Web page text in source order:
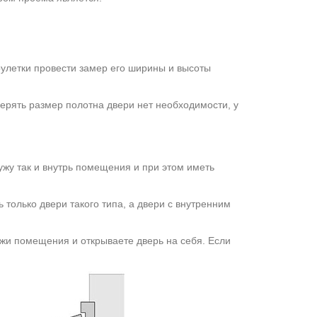
провести замер его ширины и высоты
размер полотна двери нет необходимости, у
так и внутрь помещения и при этом иметь
двери такого типа, а двери с внутренним
помещения и открываете дверь на себя. Если